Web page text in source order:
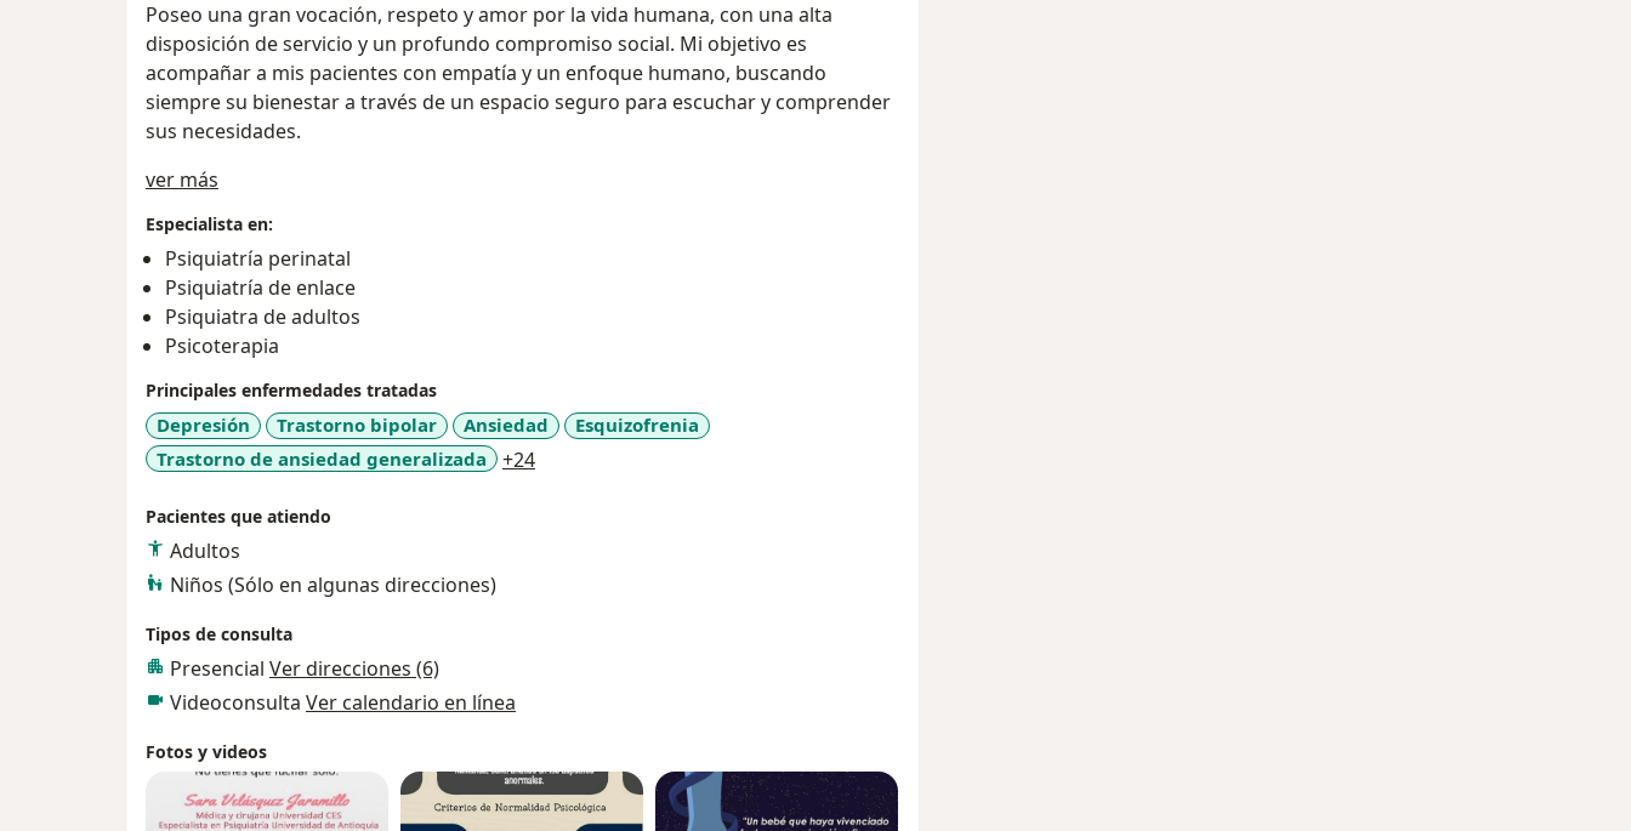
Poseo una gran vocación, respeto y amor por la vida humana, con una alta
disposición de servicio y un profundo compromiso social. Mi objetivo es
acompañar a mis pacientes con empatía y un enfoque humano, buscando
siempre su bienestar a través de un espacio seguro para escuchar y comprender
sus necesidades.
ver más
Especialista en:
Psiquiatría perinatal
Psiquiatría de enlace
Psiquiatra de adultos
Psicoterapia
Principales enfermedades tratadas
Depresión Trastorno bipolar Ansiedad
Esquizofrenia
Trastorno de ansiedad generalizada
+24a11y_sr_more_diseases
Pacientes que atiendo
Adultos
Niños (Sólo en algunas direcciones)
Tipos de consulta
Presencial Ver direcciones (6)
Videoconsulta Ver calendario en línea
Fotos y videos